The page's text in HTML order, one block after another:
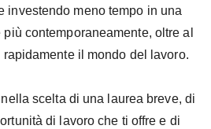
investendo meno tempo in una
contemporaneamente, oltre al
il mondo del lavoro.
scelta di una laurea breve, di
di lavoro che ti offre e di